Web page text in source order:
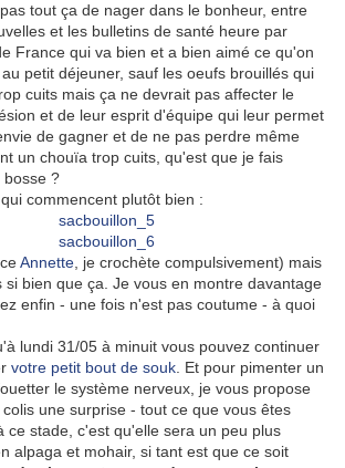
tout ça de nager dans le bonheur, entre
et les bulletins de santé heure par
France qui va bien et a bien aimé ce qu'on
petit déjeuner, sauf les oeufs brouillés qui
cuits mais ça ne devrait pas affecter le
et de leur esprit d'équipe qui leur permet
de gagner et de ne pas perdre même
un chouïa trop cuits, qu'est que je fais
bosse ?
commencent plutôt bien :
Annette , je crochète compulsivement) mais
si bien que ça. Je vous en montre davantage
enfin - une fois n'est pas coutume - à quoi
lundi 31/05 à minuit vous pouvez continuer
votre petit bout de souk . Et pour pimenter un
le système nerveux, je vous propose
une surprise - tout ce que vous êtes
ce stade, c'est qu'elle sera un peu plus
alpaga et mohair, si tant est que ce soit